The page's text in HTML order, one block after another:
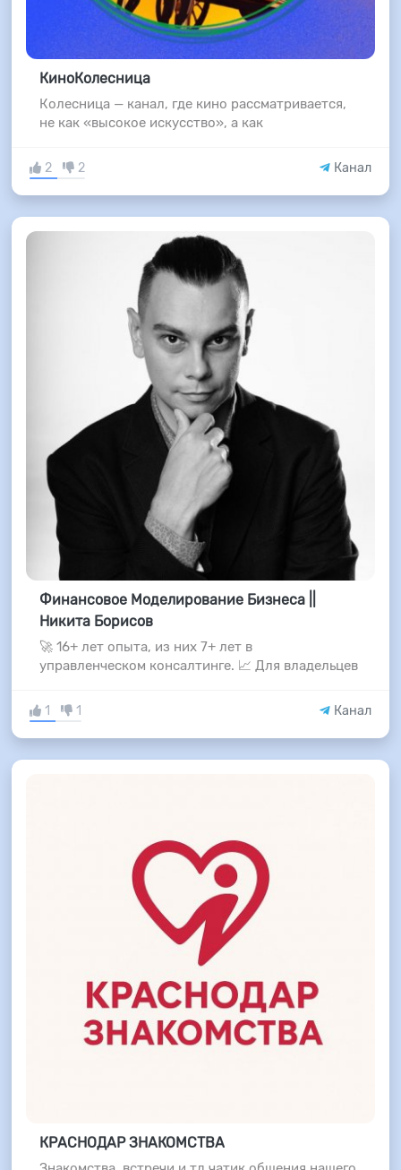
КиноКолесница
Колесница — канал, где кино рассматривается,
не как «высокое искусство», а как
2 2 Канал
Финансовое Моделирование Бизнеса ||
Никита Борисов
🚀 16+ лет опыта, из них 7+ лет в
управленческом консалтинге. 📈 Для владельцев
1 1 Канал
КРАСНОДАР ЗНАКОМСТВА